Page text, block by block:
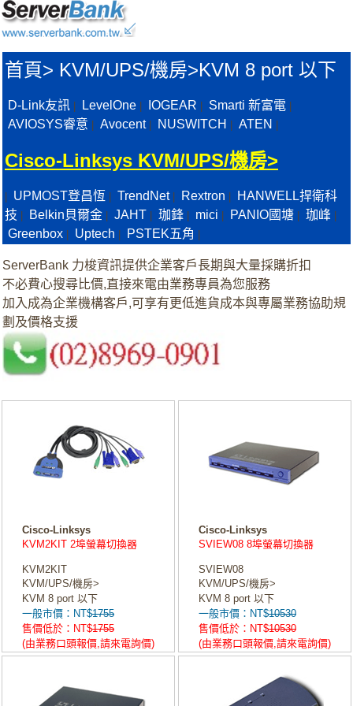
首頁> KVM/UPS/機房>KVM 8 port 以下
D-Link友訊 LevelOne IOGEAR Smarti 新富電
AVIOSYS睿意 Avocent| NUSWITCH ATEN
Cisco-Linksys KVM/UPS/機房>
UPMOST登昌恆 TrendNet| Rextron
HANWELL捍衛科
技
Belkin貝爾金 JAHT 珈鋒 mici PANIO國塘 珈峰
Greenbox Uptech PSTEK五角
ServerBank 力梭資訊提供企業客戶長期與大量採購折扣
不必費心搜尋比價,直接來電由業務專員為您服務
加入成為企業機構客戶,可享有更低進貨成本與專屬業務協助規
劃及價格支援
Cisco-Linksys
KVM2KIT 2埠螢幕切換器
KVM2KIT
KVM/UPS/機房>
KVM 8 port 以下
一般市價：NT$1755
售價低於：NT$1755
(由業務口頭報價,請來電詢價)
Cisco-Linksys
SVIEW08 8埠螢幕切換器
SVIEW08
KVM/UPS/機房>
KVM 8 port 以下
一般市價：NT$10530
售價低於：NT$10530
(由業務口頭報價,請來電詢價)